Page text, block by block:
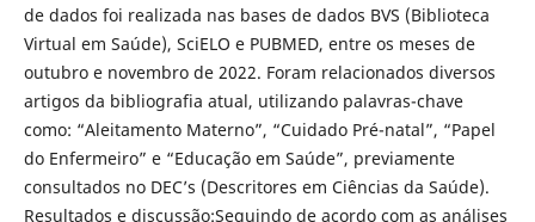
de dados foi realizada nas bases de dados BVS (Biblioteca
Virtual em Saúde), SciELO e PUBMED, entre os meses de
outubro e novembro de 2022. Foram relacionados diversos
artigos da bibliografia atual, utilizando palavras-chave
como: “Aleitamento Materno”, “Cuidado Pré-natal”, “Papel
do Enfermeiro” e “Educação em Saúde”, previamente
consultados no DEC’s (Descritores em Ciências da Saúde).
Resultados e discussão:Seguindo de acordo com as análises